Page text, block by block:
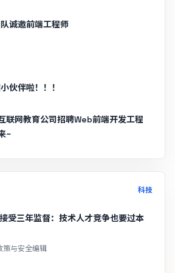
诚邀前端工程师
伙伴啦！！！
联网教育公司招聘Web前端开发工程
~
科技
受三年监督：技术人才竞争也要过本
策与安全编辑